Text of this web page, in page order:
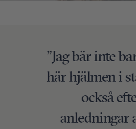
”Jag bär inte
här hjälmen i
också efter
anledningar